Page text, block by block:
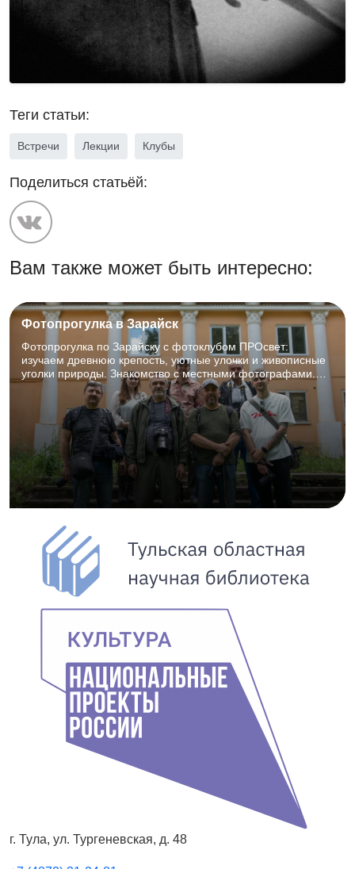
Теги статьи:
Встречи Лекции Клубы
Поделиться статьёй:
Вам также может быть интересно:
Фотопрогулка в Зарайск
Фотопрогулка по Зарайску с фотоклубом ПРОсвет:
изучаем древнюю крепость, уютные улочки и живописные
уголки природы. Знакомство с местными фотографами.
27.06.2026, 8:00–18:00. Для фотографов и творческих
объединений, 12+.
г. Тула, ул. Тургеневская, д. 48